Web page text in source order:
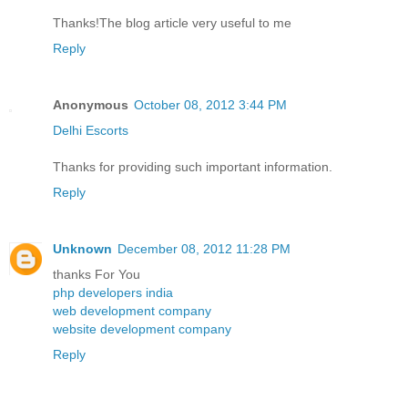
Thanks!The blog article very useful to me
Reply
Anonymous October 08, 2012 3:44 PM
Delhi Escorts
Thanks for providing such important information.
Reply
Unknown December 08, 2012 11:28 PM
thanks For You
php developers india
web development company
website development company
Reply